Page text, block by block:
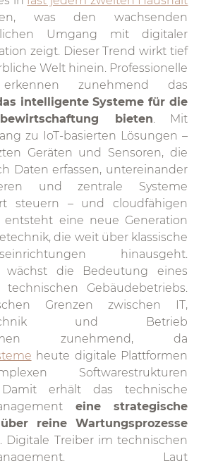
was den wachsenden
Umgang mit digitaler
zeigt. Dieser Trend wirkt tief
Welt hinein. Professionelle
zunehmend das
intelligente Systeme für die
bieten. Mit
zu IoT-basierten Lösungen –
Geräten und Sensoren, die
Daten erfassen, untereinander
und zentrale Systeme
steuern – und cloudfähigen
entsteht eine neue Generation
die weit über klassische
hinausgeht.
wächst die Bedeutung eines
technischen Gebäudebetriebs.
Grenzen zwischen IT,
und Betrieb
zunehmend, da
heute digitale Plattformen
Softwarestrukturen
Damit erhält das technische
eine strategische
reine Wartungsprozesse
. Digitale Treiber im technischen
Laut